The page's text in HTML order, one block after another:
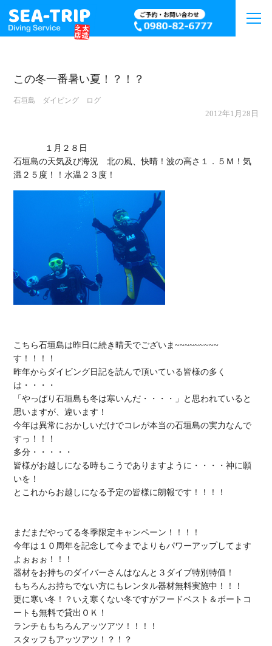
この冬一番暑い夏！？！？
石垣島 ダイビング ログ
2012年1月28日
石垣島の天気及び海況　北の風、快晴！波の高さ１．５Ｍ！気
こちら石垣島は昨日に続き晴天でございま~~~~~~~~~
す！！！！
昨年からダイビング日記を読んで頂いている皆様の多く
は・・・・
「やっぱり石垣島も冬は寒いんだ・・・・」と思われていると
思いますが、違います！
今年は異常におかしいだけでコレが本当の石垣島の実力なんで
すっ！！！
多分・・・・・
皆様がお越しになる時もこうでありますように・・・・神に願
いを！
とこれからお越しになる予定の皆様に朗報です！！！！
まだまだやってる冬季限定キャンペーン！！！！
今年は１０周年を記念して今までよりもパワーアップしてます
よぉぉぉ！！！
器材をお持ちのダイバーさんはなんと３ダイブ特別特価！
もちろんお持ちでない方にもレンタル器材無料実施中！！！
更に寒い冬！？いえ寒くない冬ですがフードベスト＆ボートコ
ートも無料で貸出ＯＫ！
ランチももちろんアッツアツ！！！！
スタッフもアッツアツ！？！？